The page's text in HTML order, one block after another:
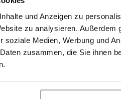
und Anzeigen zu
zu analysieren.
soziale Medien, Werbung und
zusammen, die Sie ihnen